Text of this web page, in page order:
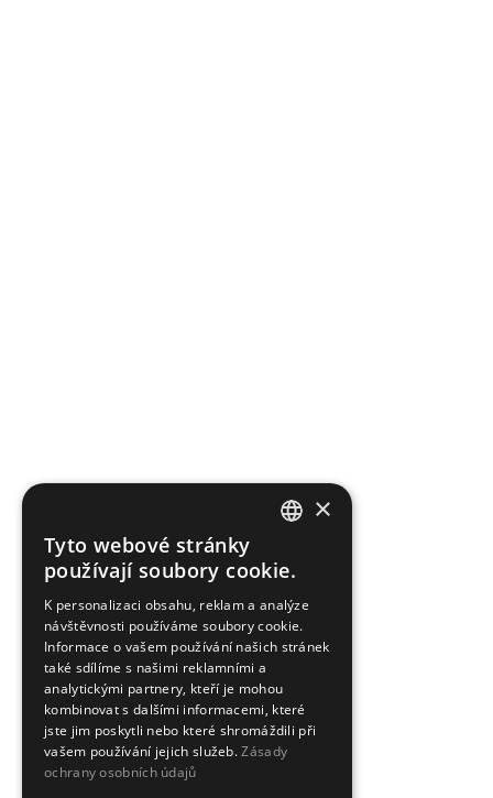
×
Tyto webové stránky
používají soubory cookie.
K personalizaci obsahu, reklam a analýze
návštěvnosti používáme soubory cookie.
Informace o vašem používání našich stránek
také sdílíme s našimi reklamními a
analytickými partnery, kteří je mohou
kombinovat s dalšími informacemi, které
jste jim poskytli nebo které shromáždili při
vašem používání jejich služeb.Zásady
ochrany osobních údajů